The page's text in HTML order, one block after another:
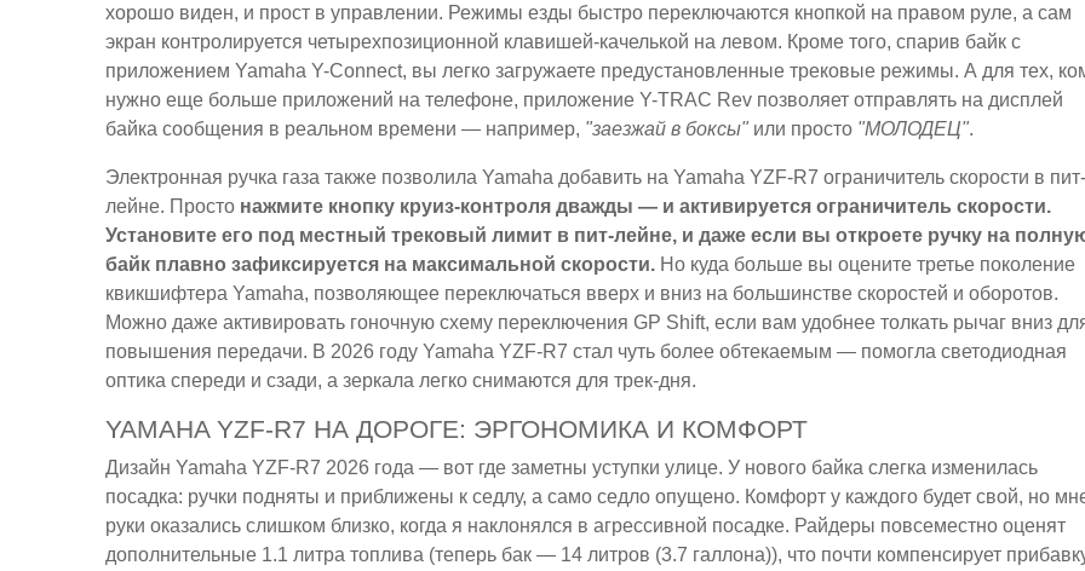
хорошо виден, и прост в управлении. Режимы езды быстро переключаются кнопкой на правом руле, а сам
экран контролируется четырехпозиционной клавишей-качелькой на левом. Кроме того, спарив байк с
приложением Yamaha Y-Connect, вы легко загружаете предустановленные трековые режимы. А для тех,
нужно еще больше приложений на телефоне, приложение Y-TRAC Rev позволяет отправлять на дисплей
байка сообщения в реальном времени — например, "заезжай в боксы" или просто "МОЛОДЕЦ".
Электронная ручка газа также позволила Yamaha добавить на Yamaha YZF-R7 ограничитель скорости в пит-
лейне. Просто нажмите кнопку круиз-контроля дважды — и активируется ограничитель скорости.
Установите его под местный трековый лимит в пит-лейне, и даже если вы откроете ручку на
байк плавно зафиксируется на максимальной скорости. Но куда больше вы оцените третье поколение
квикшифтера Yamaha, позволяющее переключаться вверх и вниз на большинстве скоростей и оборотов.
Можно даже активировать гоночную схему переключения GP Shift, если вам удобнее толкать рычаг вниз
повышения передачи. В 2026 году Yamaha YZF-R7 стал чуть более обтекаемым — помогла светодиодная
оптика спереди и сзади, а зеркала легко снимаются для трек-дня.
YAMAHA YZF-R7 НА ДОРОГЕ: ЭРГОНОМИКА И КОМФОРТ
Дизайн Yamaha YZF-R7 2026 года — вот где заметны уступки улице. У нового байка слегка изменилась
посадка: ручки подняты и приближены к седлу, а само седло опущено. Комфорт у каждого будет свой, но
руки оказались слишком близко, когда я наклонялся в агрессивной посадке. Райдеры повсеместно оценят
дополнительные 1.1 литра топлива (теперь бак — 14 литров (3.7 галлона)), что почти компенсирует